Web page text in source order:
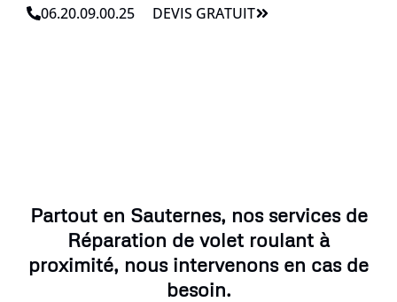
06.20.09.00.25 DEVIS GRATUIT
Partout en Sauternes, nos services de
Réparation de volet roulant à
proximité, nous intervenons en cas de
besoin.